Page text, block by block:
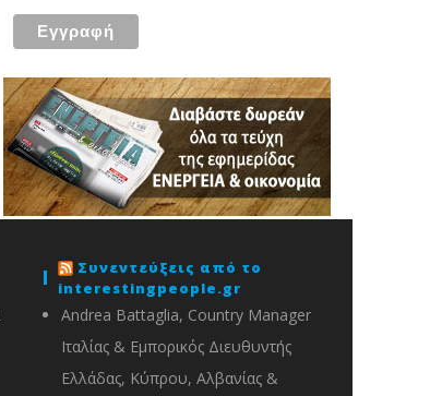
Συνεντεύξεις από το
interestingpeople.gr
Andrea Battaglia, Country Manager
Ιταλίας & Εμπορικός Διευθυντής
Ελλάδας, Κύπρου, Αλβανίας &